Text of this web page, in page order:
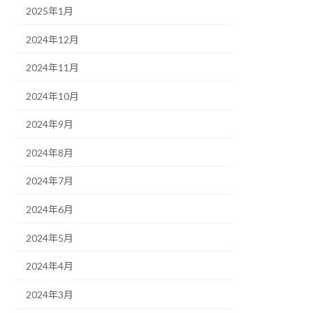
2025年1月
2024年12月
2024年11月
2024年10月
2024年9月
2024年8月
2024年7月
2024年6月
2024年5月
2024年4月
2024年3月